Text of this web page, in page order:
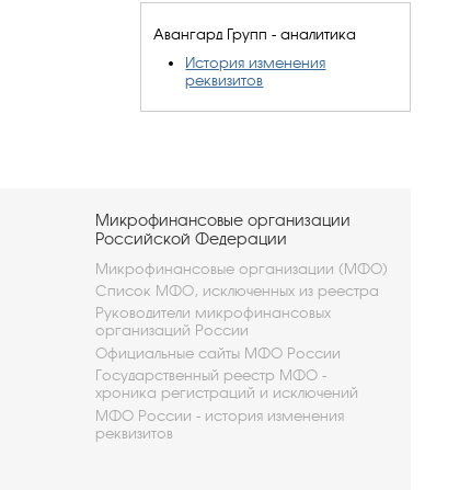
Авангард Групп - аналитика
История изменения
реквизитов
Микрофинансовые организации
Российской Федерации
Микрофинансовые организации (МФО)
Список МФО, исключенных из реестра
Руководители микрофинансовых
организаций России
Официальные сайты МФО России
Государственный реестр МФО -
хроника регистраций и исключений
МФО России - история изменения
реквизитов